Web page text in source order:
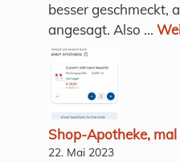
besser geschmeckt,
angesagt. Also ...
Shop-Apotheke, mal
22. Mai 2023